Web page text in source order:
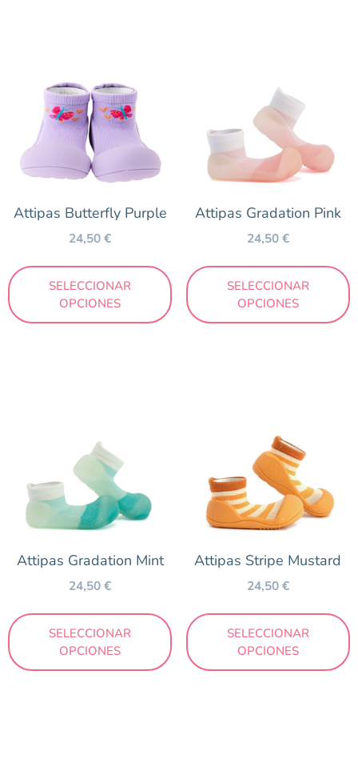
Attipas Butterfly Purple
24,50€
SELECCIONAR
OPCIONES
Attipas Gradation Pink
24,50€
SELECCIONAR
OPCIONES
Attipas Gradation Mint
24,50€
SELECCIONAR
OPCIONES
Attipas Stripe Mustard
24,50€
SELECCIONAR
OPCIONES